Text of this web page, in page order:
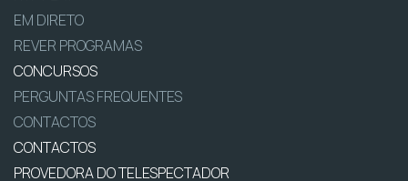
EM DIRETO
REVER PROGRAMAS
CONCURSOS
PERGUNTAS FREQUENTES
CONTACTOS
CONTACTOS
PROVEDORA DO TELESPECTADOR